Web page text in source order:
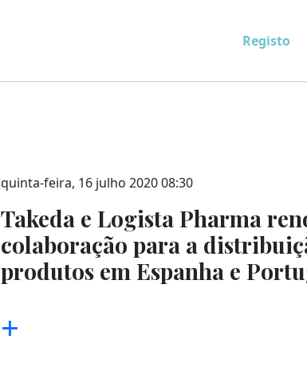
Registo
quinta-feira, 16 julho 2020 08:30
Takeda e Logista Pharma
colaboração para a
produtos em Espanha e
+